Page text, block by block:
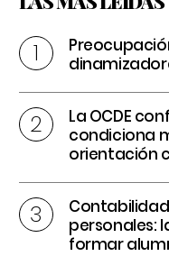
La OCDE
condiciona
orientación
personales:
formar